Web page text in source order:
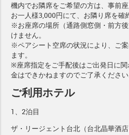
機内でお隣席をご希望の方は、事前座
お一人様3,000円にて、お隣り席を確
※お座席の場所（通路側窓側・前方
けません。
※ペアシート空席の状況により、ご
ます。
※座席指定をご手配後はご出発日に
金はできかねますのでご了承ください
ご利用ホテル
1、2泊目
ザ・リージェント台北（台北晶華酒